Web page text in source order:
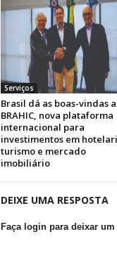
Serviços
Brasil dá as boas-vindas
BRAHIC, nova plataforma
internacional para
investimentos em
turismo e mercado
imobiliário
DEIXE UMA RESPOSTA
Faça login para deixar